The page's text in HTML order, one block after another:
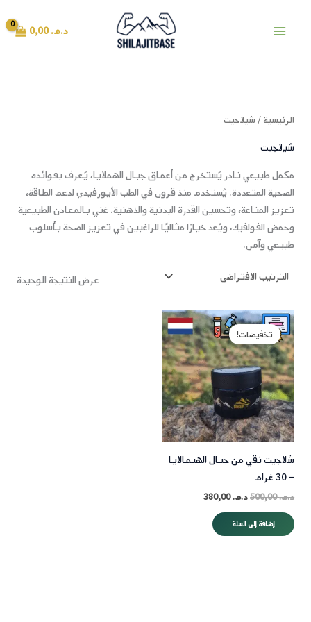
Menu
د.م.0,00
الرئيسية / شيلاجيت
شيلاجيت
مكمل طبيعي نادر يُستخرج من أعماق جبال الهملايا، يُعرف بفوائده
الصحية المتعددة. يُستخدم منذ قرون في الطب الأيورفيدي لدعم الطاقة،
تعزيز المناعة، وتحسين القدرة البدنية والذهنية. غني بالمعادن الطبيعية
وحمض الفولفيك، ويُعد خيارًا مثاليًا للراغبين في تعزيز الصحة بأسلوب
طبيعي وآمن.
عرض النتيجة الوحيدة
تخفيضات!
شلاجيت نقي من جبال الهيمالايا
– 30 غرام
د.م.500,00
السعر
الأصلي
هو:
د.م. 500,00.
د.م.380,00
السعر
الحالي
هو:
د.م. 380,00.
إضافة إلى السلة